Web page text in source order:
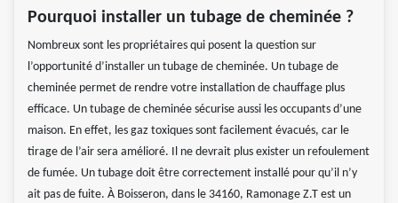
Pourquoi installer un tubage de cheminée ?
Nombreux sont les propriétaires qui posent la question sur
l’opportunité d’installer un tubage de cheminée. Un tubage de
cheminée permet de rendre votre installation de chauffage plus
efficace. Un tubage de cheminée sécurise aussi les occupants d’une
maison. En effet, les gaz toxiques sont facilement évacués, car le
tirage de l’air sera amélioré. Il ne devrait plus exister un refoulement
de fumée. Un tubage doit être correctement installé pour qu’il n’y
ait pas de fuite. À Boisseron, dans le 34160, Ramonage Z.T est un